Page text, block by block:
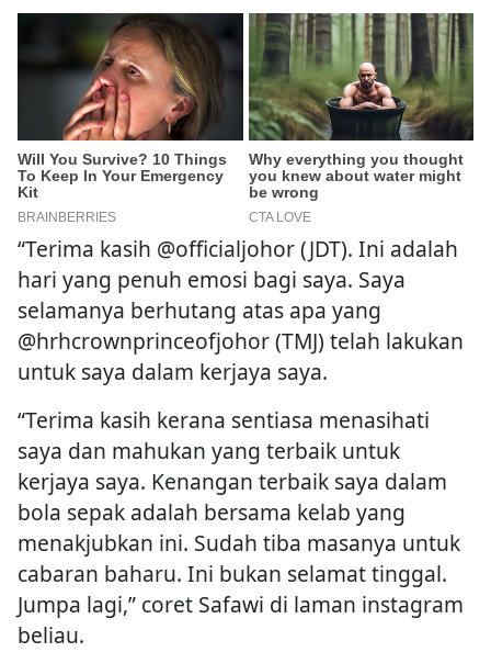
“Terima kasih @officialjohor (JDT). Ini adalah
hari yang penuh emosi bagi saya. Saya
selamanya berhutang atas apa yang
@hrhcrownprinceofjohor (TMJ) telah lakukan
untuk saya dalam kerjaya saya.
“Terima kasih kerana sentiasa menasihati
saya dan mahukan yang terbaik untuk
kerjaya saya. Kenangan terbaik saya dalam
bola sepak adalah bersama kelab yang
menakjubkan ini. Sudah tiba masanya untuk
cabaran baharu. Ini bukan selamat tinggal.
Jumpa lagi,” coret Safawi di laman instagram
beliau.